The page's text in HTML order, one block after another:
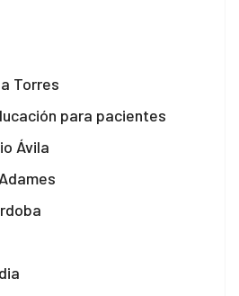
Torres
para pacientes
Ávila